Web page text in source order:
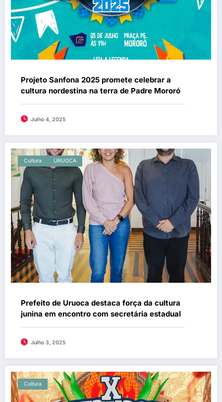
Projeto Sanfona 2025 promete celebrar a
cultura nordestina na terra de Padre Mororó
Julho 4, 2025
Cultura URUOCA
Prefeito de Uruoca destaca força da cultura
junina em encontro com secretária estadual
Julho 3, 2025
Cultura